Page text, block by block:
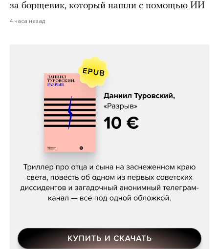
за борщевик, который нашли с помощью ИИ
4 часа назад
Даниил Туровский, «Разрыв»